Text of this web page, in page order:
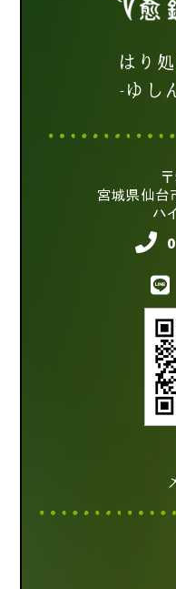
はり
-ゆし
宮城県仙台
ハ